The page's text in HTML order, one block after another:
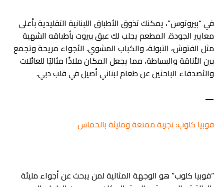
في “بيروتوس”، يمكنك تذوق الأطباق اللبنانية التقليدية بأعلى
معايير الجودة. المطعم يجلب لك عبق بيروت بأطباقه الشهية
مثل الفتوش، التبولة، والكباب المشوي. الأجواء مريحة وتجمع
بين الأناقة والبساطة، مما يجعل المكان ملاذًا مثاليًا للعائلات
والأصدقاء الباحثين عن طعام لبناني أصيل في قلب دبي.
—
فوبيا كلوب: تجربة ممتعة ومليئة بالحماس
“فوبيا كلوب” هو الوجهة المثالية لمن يبحث عن أجواء مليئة